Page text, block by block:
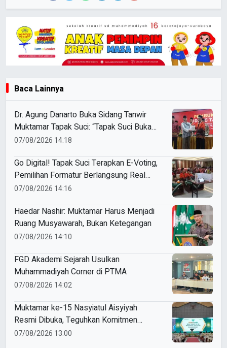
Baca Lainnya
Dr. Agung Danarto Buka Sidang Tanwir
Muktamar Tapak Suci: “Tapak Suci Bukan
Organisasi Ko Ping Ho dan Dracin”
07/08/2026 14:18
Go Digital! Tapak Suci Terapkan E-Voting,
Pemilihan Formatur Berlangsung Real
Time
07/08/2026 14:16
Haedar Nashir: Muktamar Harus Menjadi
Ruang Musyawarah, Bukan Ketegangan
07/08/2026 14:10
FGD Akademi Sejarah Usulkan
Muhammadiyah Corner di PTMA
07/08/2026 14:02
Muktamar ke-15 Nasyiatul Aisyiyah
Resmi Dibuka, Teguhkan Komitmen
Perempuan Muda Berkemajuan
07/08/2026 13:00